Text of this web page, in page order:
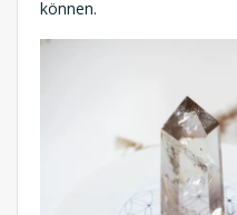
können.